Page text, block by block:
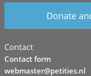
Donate
Contact
Contact form
webmaster@petities.nl